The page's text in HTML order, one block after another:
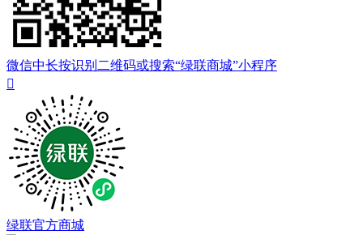
微信中长按识别二维码或搜索“绿联商城”小程序

绿联官方商城